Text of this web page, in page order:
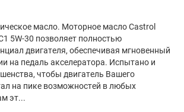
масло. Моторное масло Castrol
5W-30 позволяет полностью
двигателя, обеспечивая мгновенный
на педаль акселератора. Испытано и
чтобы двигатель Вашего
на пике возможностей в любых
эт...